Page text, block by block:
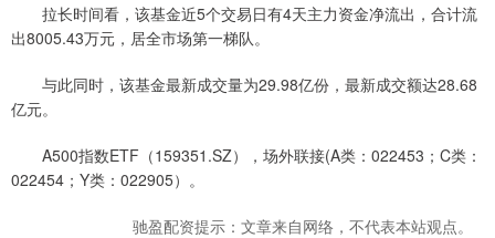
拉长时间看，该基金近5个交易日有4天主力资金净流出，合计流
出8005.43万元，居全市场第一梯队。
与此同时，该基金最新成交量为29.98亿份，最新成交额达28.68
亿元。
A500指数ETF（159351.SZ），场外联接(A类：022453；C类：
022454；Y类：022905）。
驰盈配资提示：文章来自网络，不代表本站观点。